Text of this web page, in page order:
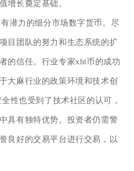
增长奠定基础。
潜力的细分市场数字货币。尽
目团队的努力和生态系统的扩
的信任。行业专家xht币的成功
大麻行业的政策环境和技术创
性也受到了技术社区的认可，
具有独特优势。投资者仍需警
良好的交易平台进行交易，以